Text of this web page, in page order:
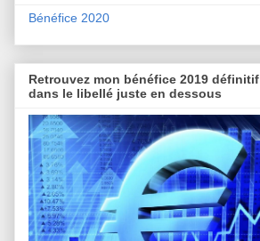
Bénéfice 2020
Retrouvez mon bénéfice 2019 définitif
dans le libellé juste en dessous